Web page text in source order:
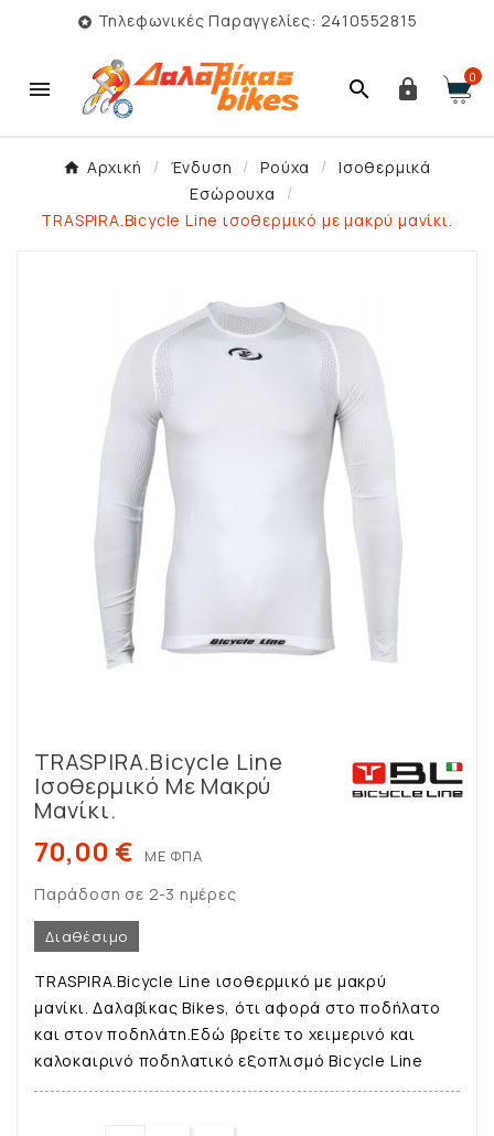
 Τηλεφωνικές Παραγγελίες: 2410552815
   0
Αρχική Ένδυση Ρούχα
Ισοθερμικά
Εσώρουχα
TRASPIRA.Bicycle Line ισοθερμικό με μακρύ μανίκι.
TRASPIRA.Bicycle Line
Ισοθερμικό Με Μακρύ
Μανίκι.
70,00 € ΜΕ ΦΠΑ
Παράδοση σε 2-3 ημέρες
Διαθέσιμο
TRASPIRA.Bicycle Line ισοθερμικό με μακρύ
μανίκι. Δαλαβίκας Bikes, ότι αφορά στο ποδήλατο
και στον ποδηλάτη.Εδώ βρείτε το χειμερινό και
καλοκαιρινό ποδηλατικό εξοπλισμό Bicycle Line